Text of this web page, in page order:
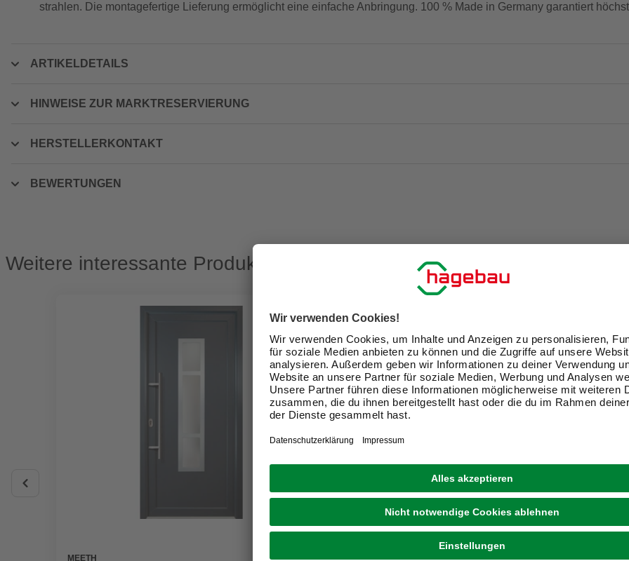
strahlen. Die montagefertige Lieferung ermöglicht eine einfache Anbringung. 100 % Made in Germany garantiert
ARTIKELDETAILS
HINWEISE ZUR MARKTRESERVIERUNG
HERSTELLERKONTAKT
BEWERTUNGEN
Weitere interessante Produkte
MEETH NIGRIN